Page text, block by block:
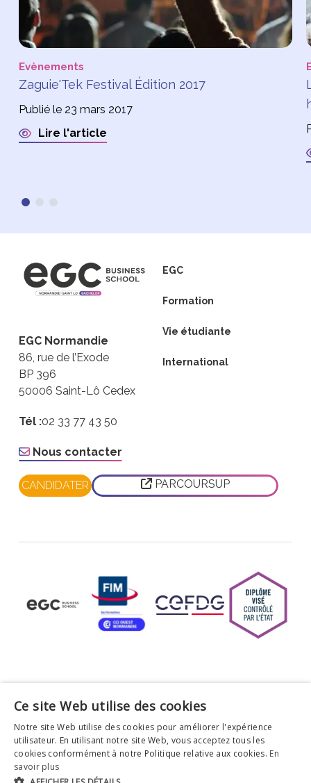
Evènements
Zaguie'Tek Festival Édition 2017
Publié le 23 mars 2017
Lire l'article
EGC Normandie
86, rue de l’Exode
BP 396
50006 Saint-Lô Cedex
Tél :02 33 77 43 50
Nous contacter
EGC
Formation
Vie étudiante
International
CANDIDATER PARCOURSUP
droits réservés.
Mentions légales
Politique de confidentialité
Conditions Générales de Vente
Ce site Web utilise des cookies
Notre site Web utilise des cookies pour améliorer l'expérience
utilisateur. En utilisant notre site Web, vous acceptez tous les
cookies conformément à notre Politique relative aux cookies. En
savoir plus